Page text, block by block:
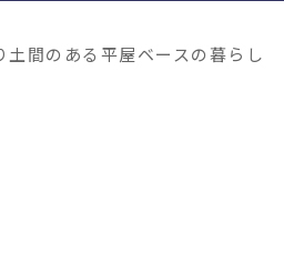
土間のある平屋ベースの暮らし